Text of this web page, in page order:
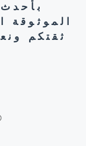
ثقتكم
©